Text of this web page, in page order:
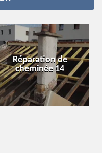
Réparation de
cheminée 14